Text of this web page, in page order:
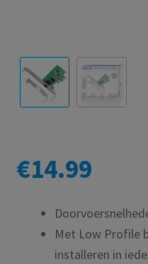
€14.99
Met Low Profile
installeren in